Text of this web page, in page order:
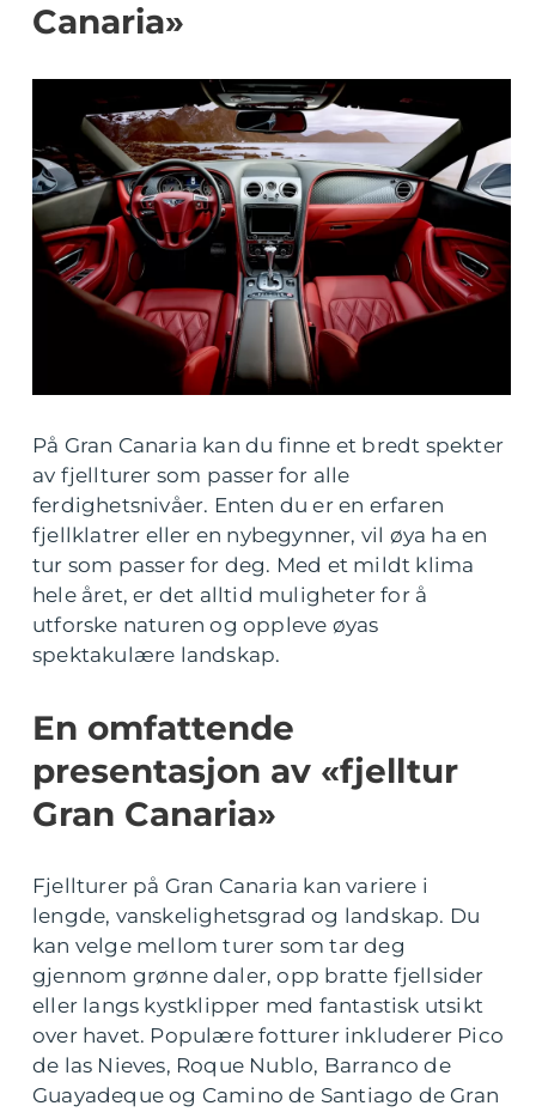
Canaria»
På Gran Canaria kan du finne et bredt spekter
av fjellturer som passer for alle
ferdighetsnivåer. Enten du er en erfaren
fjellklatrer eller en nybegynner, vil øya ha en
tur som passer for deg. Med et mildt klima
hele året, er det alltid muligheter for å
utforske naturen og oppleve øyas
spektakulære landskap.
En omfattende
presentasjon av «fjelltur
Gran Canaria»
Fjellturer på Gran Canaria kan variere i
lengde, vanskelighetsgrad og landskap. Du
kan velge mellom turer som tar deg
gjennom grønne daler, opp bratte fjellsider
eller langs kystklipper med fantastisk utsikt
over havet. Populære fotturer inkluderer Pico
de las Nieves, Roque Nublo, Barranco de
Guayadeque og Camino de Santiago de Gran